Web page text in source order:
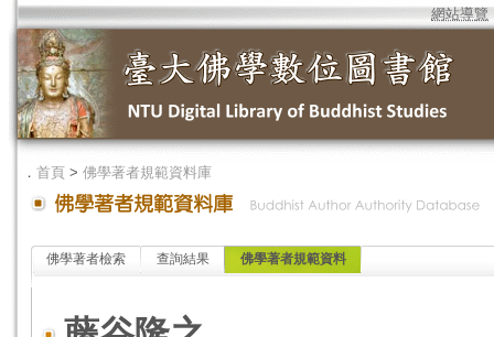
網站導覽
． 首頁 > 佛學著者規範資料庫
佛學著者檢索 查詢結果 佛學著者規範資料